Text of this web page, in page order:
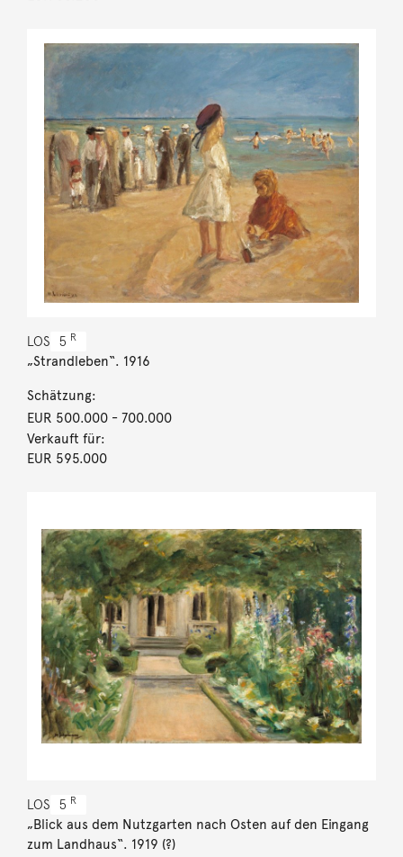
LOS 5 R
„Strandleben“. 1916
Schätzung:
EUR 500.000- 700.000
Verkauft für:
EUR 595.000
LOS 5 R
„Blick aus dem Nutzgarten nach Osten auf den Eingang
zum Landhaus“. 1919 (?)